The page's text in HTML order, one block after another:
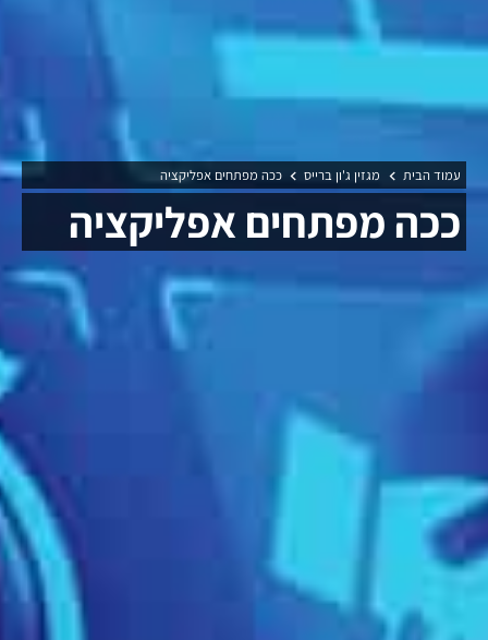
עמוד הבית מגזין ג'ון ברייס ככה מפתחים אפליקציה
ככה מפתחים אפליקציה